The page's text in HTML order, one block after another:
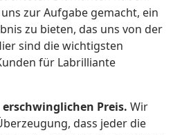
zur Aufgabe gemacht, ein
zu bieten, das uns von der
sind die wichtigsten
für Labrilliante
Preis. Wir
dass jeder die